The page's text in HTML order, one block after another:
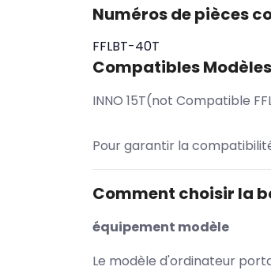
Numéros de pièces
FFLBT-40T
Compatibles Modèles
INNO 15T(not Compatible
Pour garantir la
Comment choisir la
équipement modèle
Le modèle d'ordinateur